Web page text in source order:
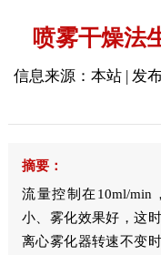
喷雾干燥法
信息来源：本站 | 发
摘要：
流量控制在10ml/min
小、雾化效果好，这
离心雾化器转速不变